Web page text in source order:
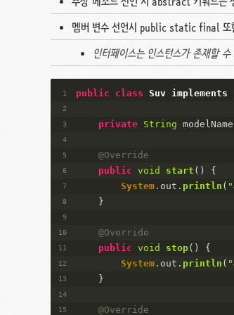
멤버 변수 선언시 public static final 또
인터페이스는 인스턴스가 존재할
public class Suv implements
private String
@Override
public void start ( )
{
System . out . println ( "
    }
@Override
public void stop( )
{
System . out . println ( "
    }
@Override